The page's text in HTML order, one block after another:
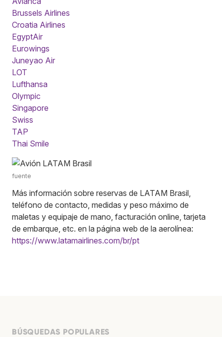
Brussels Airlines
Croatia Airlines
EgyptAir
Eurowings
Juneyao Air
LOT
Lufthansa
Olympic
Singapore
Swiss
TAP
Thai Smile
fuente
Más información sobre reservas de LATAM Brasil,
teléfono de contacto, medidas y peso máximo de
maletas y equipaje de mano, facturación online, tarjeta
de embarque, etc. en la página web de la aerolínea:
https://www.latamairlines.com/br/pt
BÚSQUEDAS POPULARES